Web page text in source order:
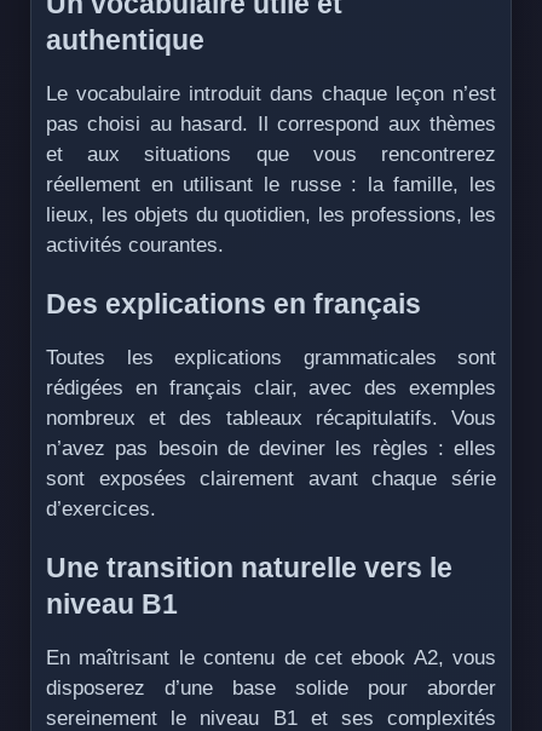
authentique
Le vocabulaire introduit dans chaque leçon n’est
pas choisi au hasard. Il correspond aux thèmes
et aux situations que vous rencontrerez
réellement en utilisant le russe : la famille, les
lieux, les objets du quotidien, les professions, les
activités courantes.
Des explications en français
Toutes les explications grammaticales sont
rédigées en français clair, avec des exemples
nombreux et des tableaux récapitulatifs. Vous
n’avez pas besoin de deviner les règles : elles
sont exposées clairement avant chaque série
d’exercices.
Une transition naturelle vers le
niveau B1
En maîtrisant le contenu de cet ebook A2, vous
disposerez d’une base solide pour aborder
sereinement le niveau B1 et ses complexités